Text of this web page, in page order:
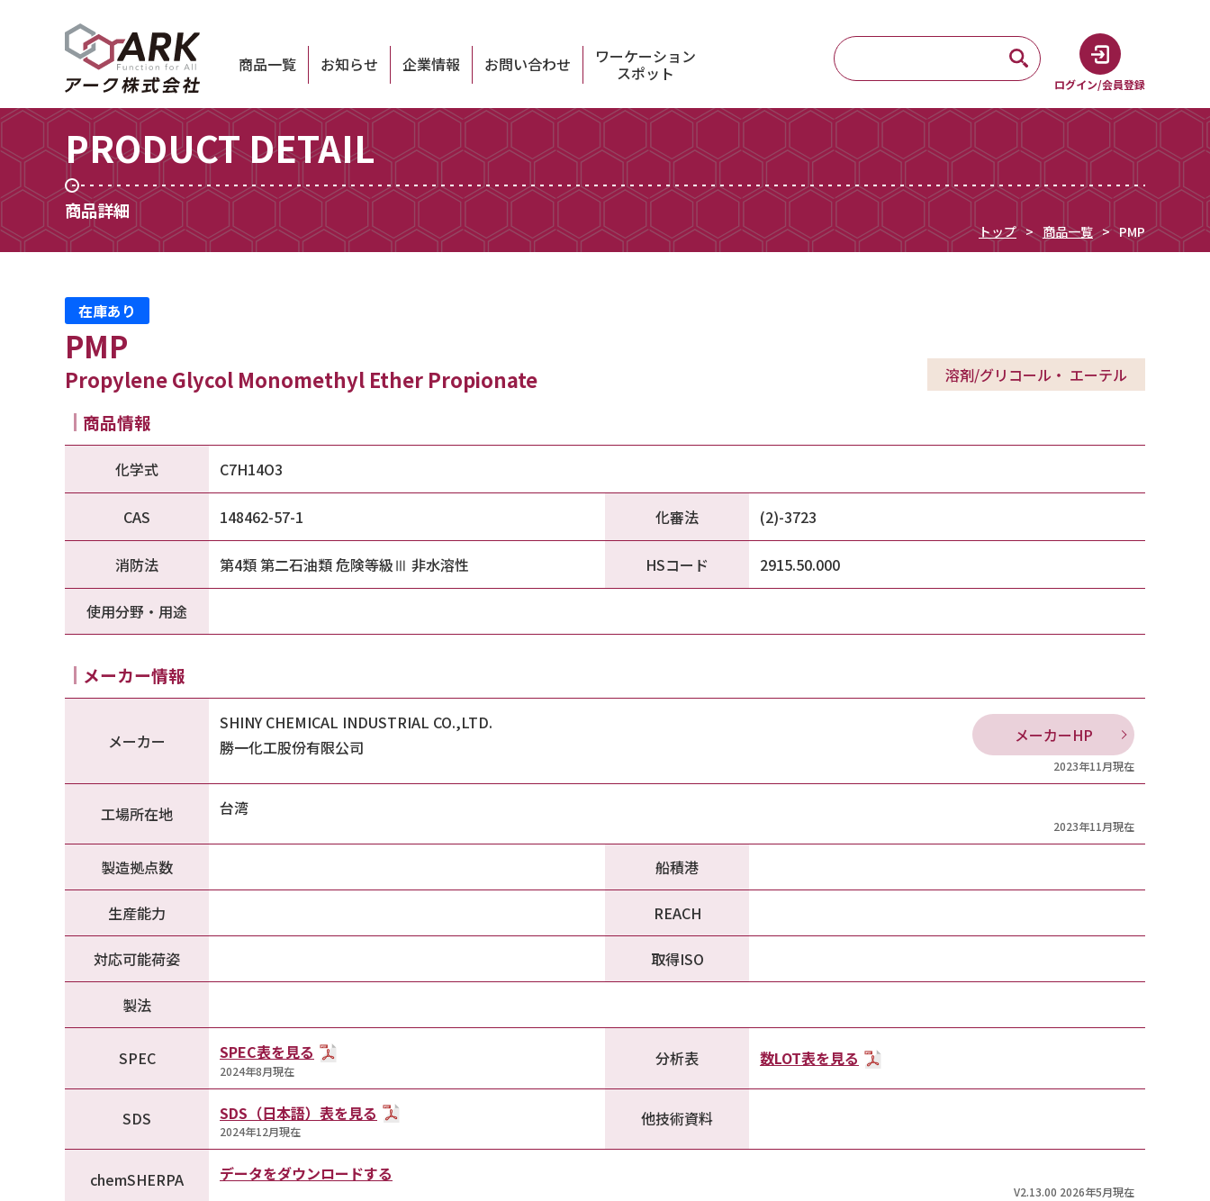
商品一覧 お知らせ 企業情報 お問い合わせ ワーケーション
スポット
ログイン/会員登録
PRODUCT DETAIL
商品詳細
トップ 商品一覧 PMP
在庫あり
PMP
Propylene Glycol Monomethyl Ether Propionate 溶剤/グリコール・ エーテル
商品情報
化学式 C7H14O3
CAS 148462-57-1 化審法 (2)-3723
消防法 第4類 第二石油類 危険等級Ⅲ 非水溶性 HSコード 2915.50.000
使用分野・用途
メーカー情報
メーカー
SHINY CHEMICAL INDUSTRIAL CO.,LTD.
勝一化工股份有限公司
メーカーHP
2023年11月現在
工場所在地 台湾
2023年11月現在
製造拠点数 船積港
生産能力 REACH
対応可能荷姿 取得ISO
製法
SPEC SPEC表を見る
2024年8月現在
分析表 数LOT表を見る
SDS SDS（日本語）表を見る
2024年12月現在
他技術資料
chemSHERPA データをダウンロードする
V2.13.00 2026年5月現在